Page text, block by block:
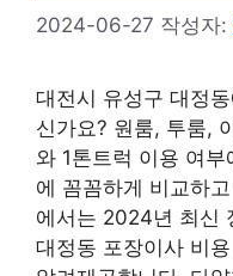
2024-06-27 작성자:
대전시 유성구 대정
신가요? 원룸, 투룸,
와 1톤트럭 이용 여
에 꼼꼼하게 비교하
에서는 2024년 최신
대정동 포장이사 비